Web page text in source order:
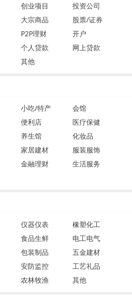
创业项目
投资公司
大宗商品
股票/证券
P2P理财
开户
个人贷款
网上贷款
其他
小吃/特产
会馆
便利店
医疗保健
养生馆
化妆品
家居建材
服装服饰
金融理财
生活服务
仪器仪表
橡塑化工
食品生鲜
电工电气
包装制品
五金建材
安防监控
工艺礼品
农林牧渔 其他